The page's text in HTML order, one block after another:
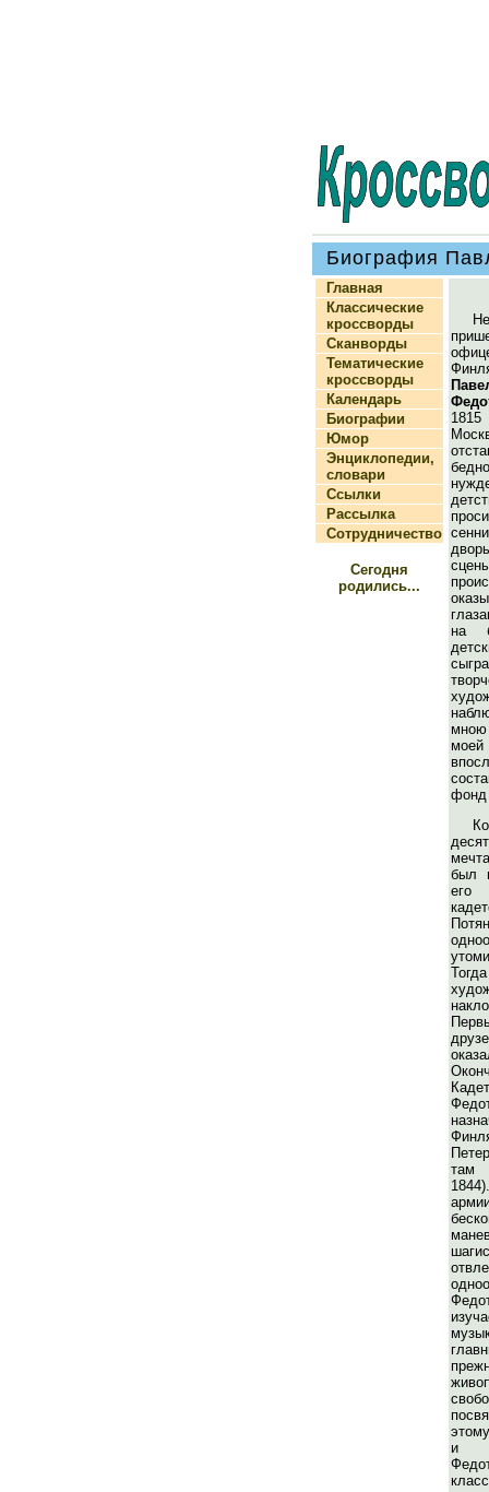
Биография
Главная
Классические
кроссворды
Сканворды
Тематические
кроссворды
Календарь
Биографии
Юмор
Энциклопедии,
словари
Ссылки
Рассылка
Сотрудничество
Сегодня
родились...
на
фонд
был
там
и